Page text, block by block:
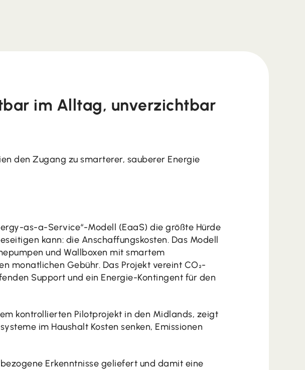
im Alltag, unverzichtbar
den Zugang zu smarterer, sauberer Energie
as-a-Service“-Modell (EaaS) die größte Hürde
kann: die Anschaffungskosten. Das Modell
und Wallboxen mit smartem
monatlichen Gebühr. Das Projekt vereint CO₂-
Support und ein Energie-Kontingent für den
kontrollierten Pilotprojekt in den Midlands, zeigt
im Haushalt Kosten senken, Emissionen
Erkenntnisse geliefert und damit eine